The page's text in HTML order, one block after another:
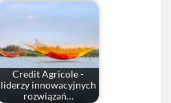
Credit Agricole -
liderzy innowacyjnych
rozwiązań…